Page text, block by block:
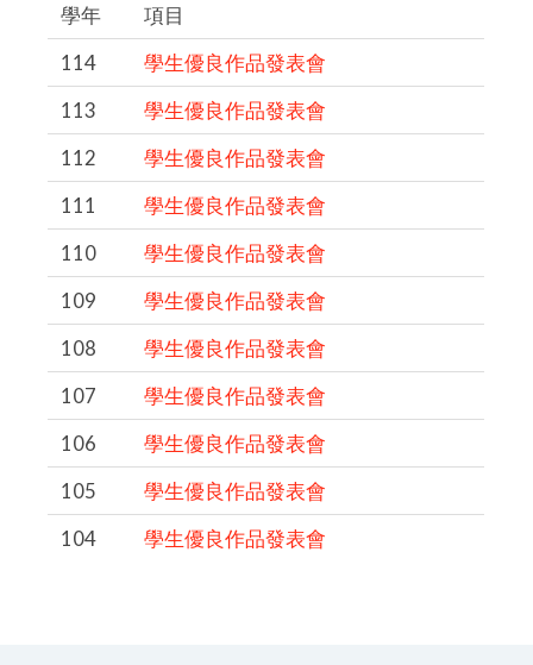
學年
項目
114
學生優良作品發表會
113
學生優良作品發表會
112
學生優良作品發表會
111
學生優良作品發表會
110
學生優良作品發表會
109
學生優良作品發表會
108
學生優良作品發表會
107
學生優良作品發表會
106
學生優良作品發表會
105
學生優良作品發表會
104
學生優良作品發表會